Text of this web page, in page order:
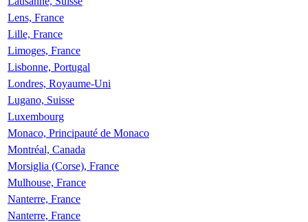
Lens, France
Lille, France
Limoges, France
Lisbonne, Portugal
Londres, Royaume-Uni
Lugano, Suisse
Luxembourg
Monaco, Principauté de Monaco
Montréal, Canada
Morsiglia (Corse), France
Mulhouse, France
Nanterre, France
Nanterre, France